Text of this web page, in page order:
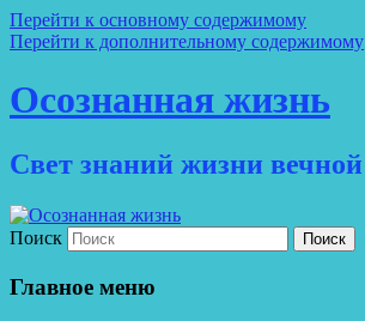
Перейти к основному содержимому
Перейти к дополнительному содержимому
Осознанная жизнь
Свет знаний жизни вечной
Поиск
Главное меню